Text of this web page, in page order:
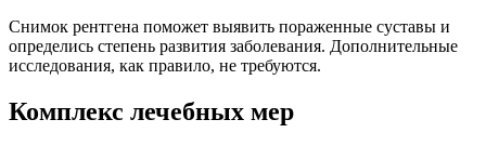
Снимок рентгена поможет выявить пораженные суставы и
определись степень развития заболевания. Дополнительные
исследования, как правило, не требуются.
Комплекс лечебных мер